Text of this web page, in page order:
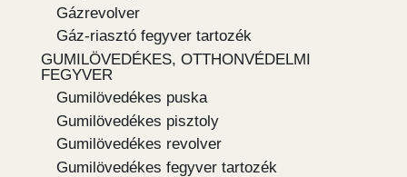
Gázrevolver
Gáz-riasztó fegyver tartozék
GUMILÖVEDÉKES, OTTHONVÉDELMI
FEGYVER
Gumilövedékes puska
Gumilövedékes pisztoly
Gumilövedékes revolver
Gumilövedékes fegyver tartozék